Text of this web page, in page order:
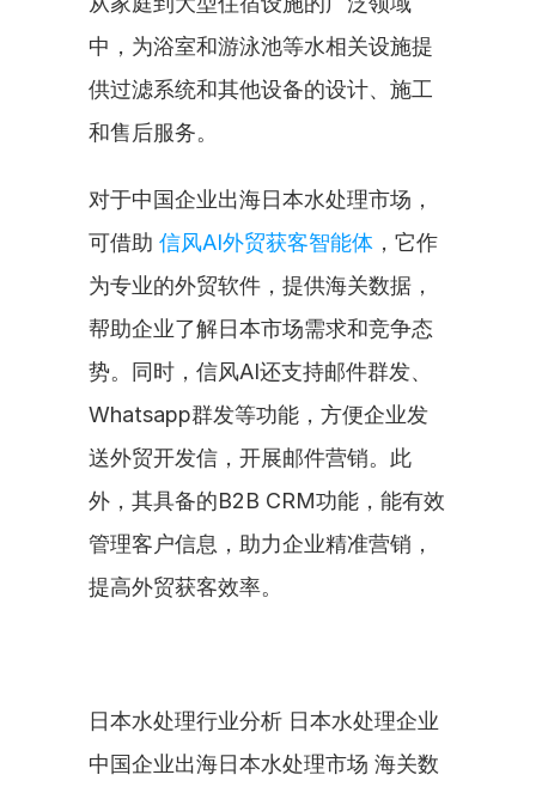
中，为浴室和游泳池等水相关设施提
供过滤系统和其他设备的设计、施工
和售后服务。
对于中国企业出海日本水处理市场，
可借助 信风AI外贸获客智能体 ，它作
为专业的外贸软件，提供海关数据，
帮助企业了解日本市场需求和竞争态
势。同时，信风AI还支持邮件群发、
Whatsapp群发等功能，方便企业发
送外贸开发信，开展邮件营销。此
外，其具备的B2B CRM功能，能有效
管理客户信息，助力企业精准营销，
提高外贸获客效率。
日本水处理行业分析 日本水处理企业
中国企业出海日本水处理市场 海关数